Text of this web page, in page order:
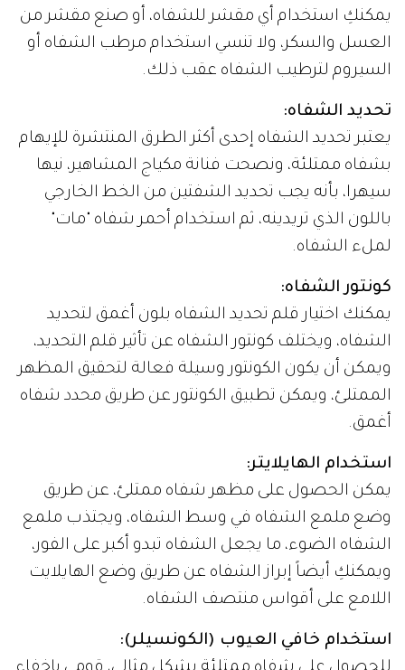
يمكنكِ استخدام أي مقشر للشفاه، أو صنع مقشر من
العسل والسكر، ولا تنسي استخدام مرطب الشفاه أو
السيروم لترطيب الشفاه عقب ذلك.
تحديد الشفاه:
يعتبر تحديد الشفاه إحدى أكثر الطرق المنتشرة للإيهام
بشفاه ممتلئة، ونصحت فنانة مكياج المشاهير، نيها
سيهرا، بأنه يجب تحديد الشفتين من الخط الخارجي
باللون الذي تريدينه، ثم استخدام أحمر شفاه "مات"
لملء الشفاه.
كونتور الشفاه:
يمكنك اختيار قلم تحديد الشفاه بلون أغمق لتحديد
الشفاه، ويختلف كونتور الشفاه عن تأثير قلم التحديد،
ويمكن أن يكون الكونتور وسيلة فعالة لتحقيق المظهر
الممتلئ، ويمكن تطبيق الكونتور عن طريق محدد شفاه
أغمق.
استخدام الهايلايتر:
يمكن الحصول على مظهر شفاه ممتلئ، عن طريق
وضع ملمع الشفاه في وسط الشفاه، ويجتذب ملمع
الشفاه الضوء، ما يجعل الشفاه تبدو أكبر على الفور،
ويمكنكِ أيضاً إبراز الشفاه عن طريق وضع الهايلايت
اللامع على أقواس منتصف الشفاه.
استخدام خافي العيوب (الكونسيلر):